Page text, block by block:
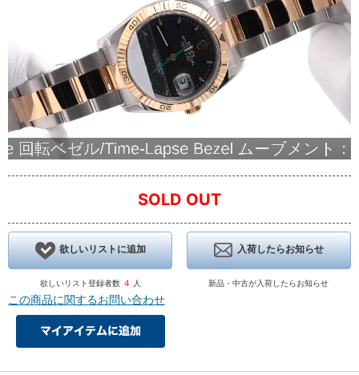
SOLD OUT
欲しいリストに追加
欲しいリスト登録者数 4 人
入荷したらお知らせ
新品・中古が入荷したらお知らせ
この商品に関するお問い合わせ